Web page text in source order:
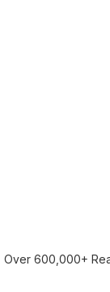
Over 600,000+